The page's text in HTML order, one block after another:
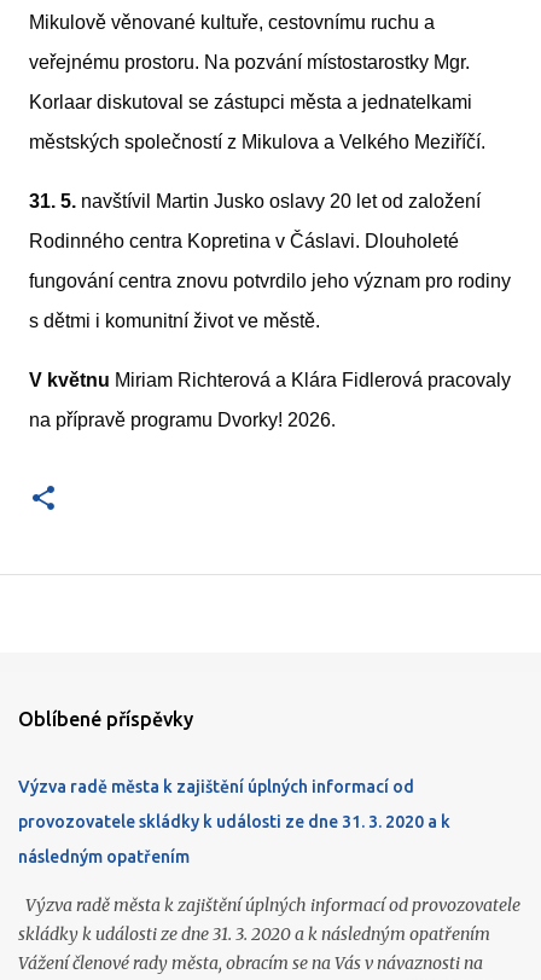
Mikulově věnované kultuře, cestovnímu ruchu a
veřejnému prostoru. Na pozvání místostarostky Mgr.
Korlaar diskutoval se zástupci města a jednatelkami
městských společností z Mikulova a Velkého Meziříčí.
31. 5. navštívil Martin Jusko oslavy 20 let od založení
Rodinného centra Kopretina v Čáslavi. Dlouholeté
fungování centra znovu potvrdilo jeho význam pro rodiny
s dětmi i komunitní život ve městě.
V květnu Miriam Richterová a Klára Fidlerová pracovaly
na přípravě programu Dvorky! 2026.
Oblíbené příspěvky
Výzva radě města k zajištění úplných informací od
provozovatele skládky k události ze dne 31. 3. 2020 a k
následným opatřením
Výzva radě města k zajištění úplných informací od provozovatele
skládky k události ze dne 31. 3. 2020 a k následným opatřením
Vážení členové rady města, obracím se na Vás v návaznosti na